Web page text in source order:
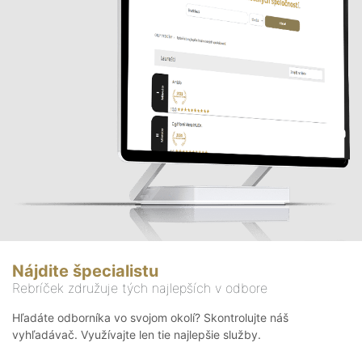
Nájdite špecialistu
Rebríček združuje tých najlepších v odbore
Hľadáte odborníka vo svojom okolí? Skontrolujte náš
vyhľadávač. Využívajte len tie najlepšie služby.